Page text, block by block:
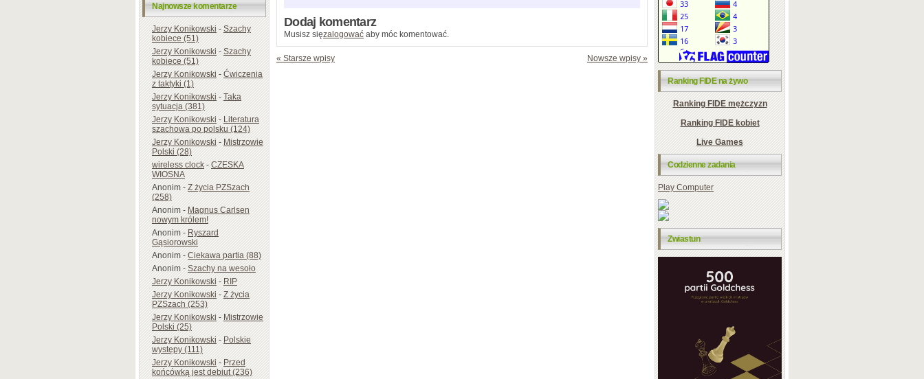
Najnowsze komentarze
Jerzy Konikowski-Szachy
kobiece (51)
Jerzy Konikowski-Szachy
kobiece (51)
Jerzy Konikowski-Ćwiczenia
z taktyki (1)
Jerzy Konikowski-Taka
sytuacja (381)
Jerzy Konikowski-Literatura
szachowa po polsku (124)
Jerzy Konikowski-Mistrzowie
Polski (28)
wireless clock-CZESKA
WIOSNA
Anonim-Z życia PZSzach
(258)
Anonim-Magnus Carlsen
nowym królem!
Anonim-Ryszard
Gąsiorowski
Anonim-Ciekawa partia (88)
Anonim-Szachy na wesoło
Jerzy Konikowski-RIP
Jerzy Konikowski-Z życia
PZSzach (253)
Jerzy Konikowski-Mistrzowie
Polski (25)
Jerzy Konikowski-Polskie
występy (111)
Jerzy Konikowski-Przed
końcówką jest debiut (236)
Dodaj komentarz
Musisz sięzalogować aby móc komentować.
« Starsze wpisy Nowsze wpisy »
Ranking FIDE na żywo
Ranking FIDE mężczyzn
Ranking FIDE kobiet
Live Games
Codzienne zadania
Play Computer
Zwiastun